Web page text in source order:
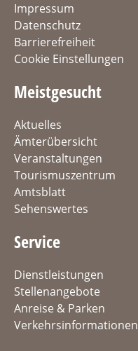
Impressum
Datenschutz
Barrierefreiheit
Cookie Einstellungen
Meistgesucht
Aktuelles
Ämterübersicht
Veranstaltungen
Tourismuszentrum
Amtsblatt
Sehenswertes
Service
Dienstleistungen
Stellenangebote
Anreise & Parken
Verkehrsinformationen